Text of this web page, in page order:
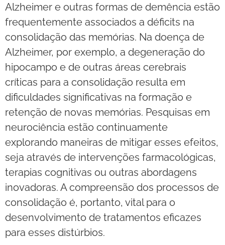
Alzheimer e outras formas de demência estão
frequentemente associados a déficits na
consolidação das memórias. Na doença de
Alzheimer, por exemplo, a degeneração do
hipocampo e de outras áreas cerebrais
críticas para a consolidação resulta em
dificuldades significativas na formação e
retenção de novas memórias. Pesquisas em
neurociência estão continuamente
explorando maneiras de mitigar esses efeitos,
seja através de intervenções farmacológicas,
terapias cognitivas ou outras abordagens
inovadoras. A compreensão dos processos de
consolidação é, portanto, vital para o
desenvolvimento de tratamentos eficazes
para esses distúrbios.